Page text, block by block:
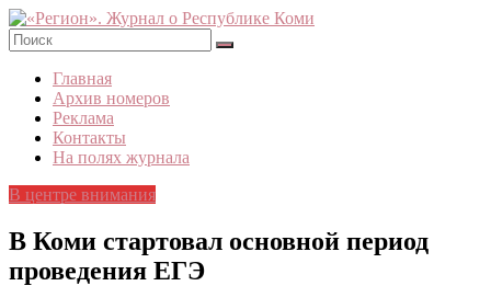
Skip
to
content
«Регион».
Журнал
Республике
Коми
Главная
Архив номеров
Реклама
Контакты
На полях журнала
В центре внимания
В Коми стартовал основной период
проведения ЕГЭ